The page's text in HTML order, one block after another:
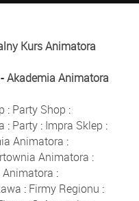
Kurs Animatora
Akademia Animatora
: Party Shop :
: Party : Impra Sklep :
Animatora :
Animatora :
Animatora :
: Firmy Regionu :